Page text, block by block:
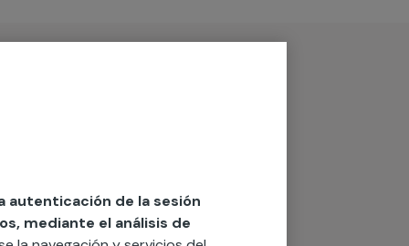
autenticación de la sesión
mediante el análisis de